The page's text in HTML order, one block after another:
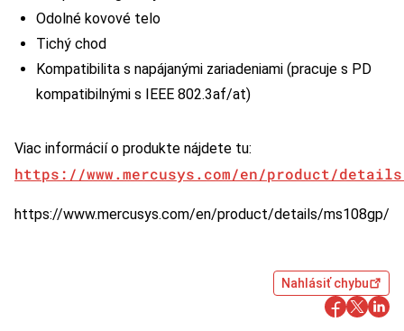
Odolné kovové telo
Tichý chod
Kompatibilita s napájanými zariadeniami (pracuje s PD
kompatibilnými s IEEE 802.3af/at)
Viac informácií o produkte nájdete tu:
https://www.mercusys.com/en/product/
https://www.mercusys.com/en/product/details/ms108gp/
Nahlásiť chybu